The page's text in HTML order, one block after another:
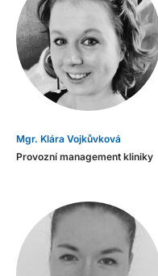
Mgr. Klára Vojkůvková
Provozní management kliniky